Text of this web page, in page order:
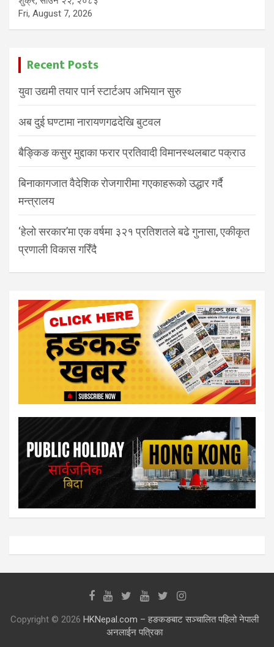
Fri, August 7, 2026
Recent Posts
युवा उद्यमी तयार पार्न स्टार्टअप अभियान सुरु
अब दुई घण्टामा नारायणगढदेखि बुटवल
बैङ्किङ कसुर मुद्दाका फरार प्रतिवादी विमानस्थलबाट पक्राउ
बिनाकागजात वैदेशिक रोजगारीमा गएकाहरूको उद्धार गर्दै
मन्त्रालय
‘हेलो सरकार’मा एक वर्षमा ३२१ प्रतिशतले बढे गुनासा, एकीकृत
प्रणाली विकास गरिँदै
Copyright © 2026 HKNepal.com – हङकङबाट सञ्चालित पहिलो नेपाली
अनलाईन पत्रिका